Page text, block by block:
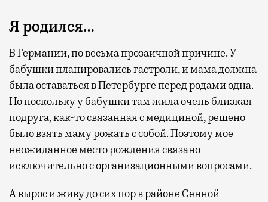
Я родился…
В Германии, по весьма прозаичной причине. У
бабушки планировались гастроли, и мама должна
была оставаться в Петербурге перед родами одна.
Но поскольку у бабушки там жила очень близкая
подруга, как-то связанная с медициной, решено
было взять маму рожать с собой. Поэтому мое
неожиданное место рождения связано
исключительно с организационными вопросами.
А вырос и живу до сих пор в районе Сенной